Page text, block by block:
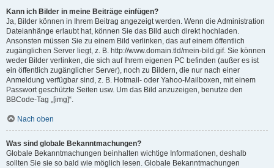
Kann ich Bilder in meine Beiträge einfügen?
Ja, Bilder können in Ihrem Beitrag angezeigt werden. Wenn die Administration
Dateianhänge erlaubt hat, können Sie das Bild auch direkt hochladen.
Ansonsten müssen Sie zu einem Bild verlinken, das auf einem öffentlich
zugänglichen Server liegt, z. B. http://www.domain.tld/mein-bild.gif. Sie können
weder Bilder verlinken, die sich auf Ihrem eigenen PC befinden (außer es ist
ein öffentlich zugänglicher Server), noch zu Bildern, die nur nach einer
Anmeldung verfügbar sind, z. B. Hotmail- oder Yahoo-Mailboxen, mit einem
Passwort geschützte Seiten usw. Um das Bild anzuzeigen, benutze den
BBCode-Tag „[img]“.
Nach oben
Was sind globale Bekanntmachungen?
Globale Bekanntmachungen beinhalten wichtige Informationen, deshalb
sollten Sie sie so bald wie möglich lesen. Globale Bekanntmachungen